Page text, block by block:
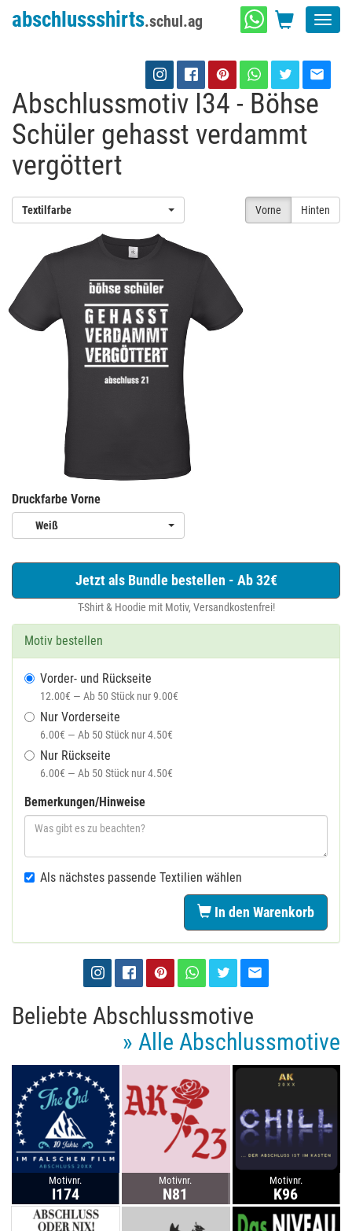
abschlussshirts.schul.ag
Abschlussmotiv I34 - Böhse
Schüler gehasst verdammt
vergöttert
Vorne Hinten
Textilfarbe
Druckfarbe Vorne
Weiß
Jetzt als Bundle bestellen - Ab 32€
T-Shirt & Hoodie mit Motiv, Versandkostenfrei!
Motiv bestellen
Vorder- und Rückseite
12.00€ — Ab 50 Stück nur 9.00€
Nur Vorderseite
6.00€ — Ab 50 Stück nur 4.50€
Nur Rückseite
6.00€ — Ab 50 Stück nur 4.50€
Bemerkungen/Hinweise
Als nächstes passende Textilien wählen
In den Warenkorb
Beliebte Abschlussmotive
» Alle Abschlussmotive
Motivnr.
I174
Motivnr.
N81
Motivnr.
K96